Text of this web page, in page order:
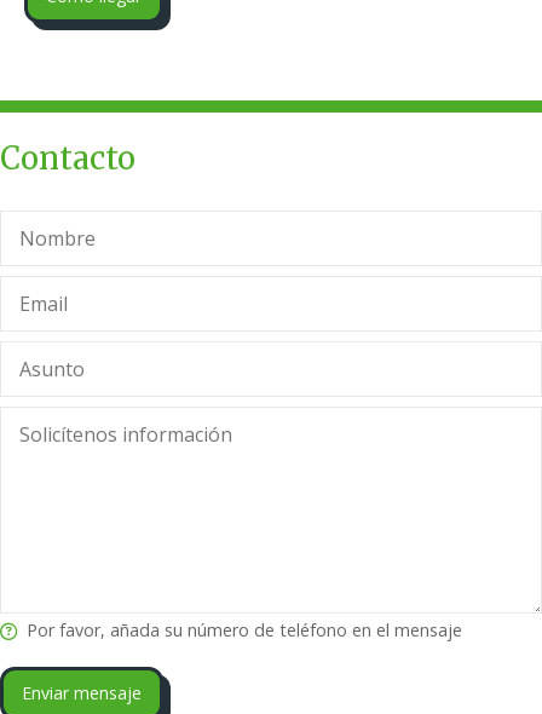
Contacto
Por favor, añada su número de teléfono en el mensaje
Enviar mensaje